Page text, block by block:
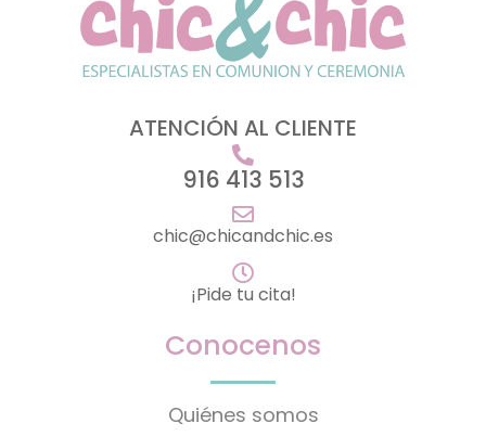
ATENCIÓN AL CLIENTE
916 413 513
chic@chicandchic.es
¡Pide tu cita!
Conocenos
Quiénes somos